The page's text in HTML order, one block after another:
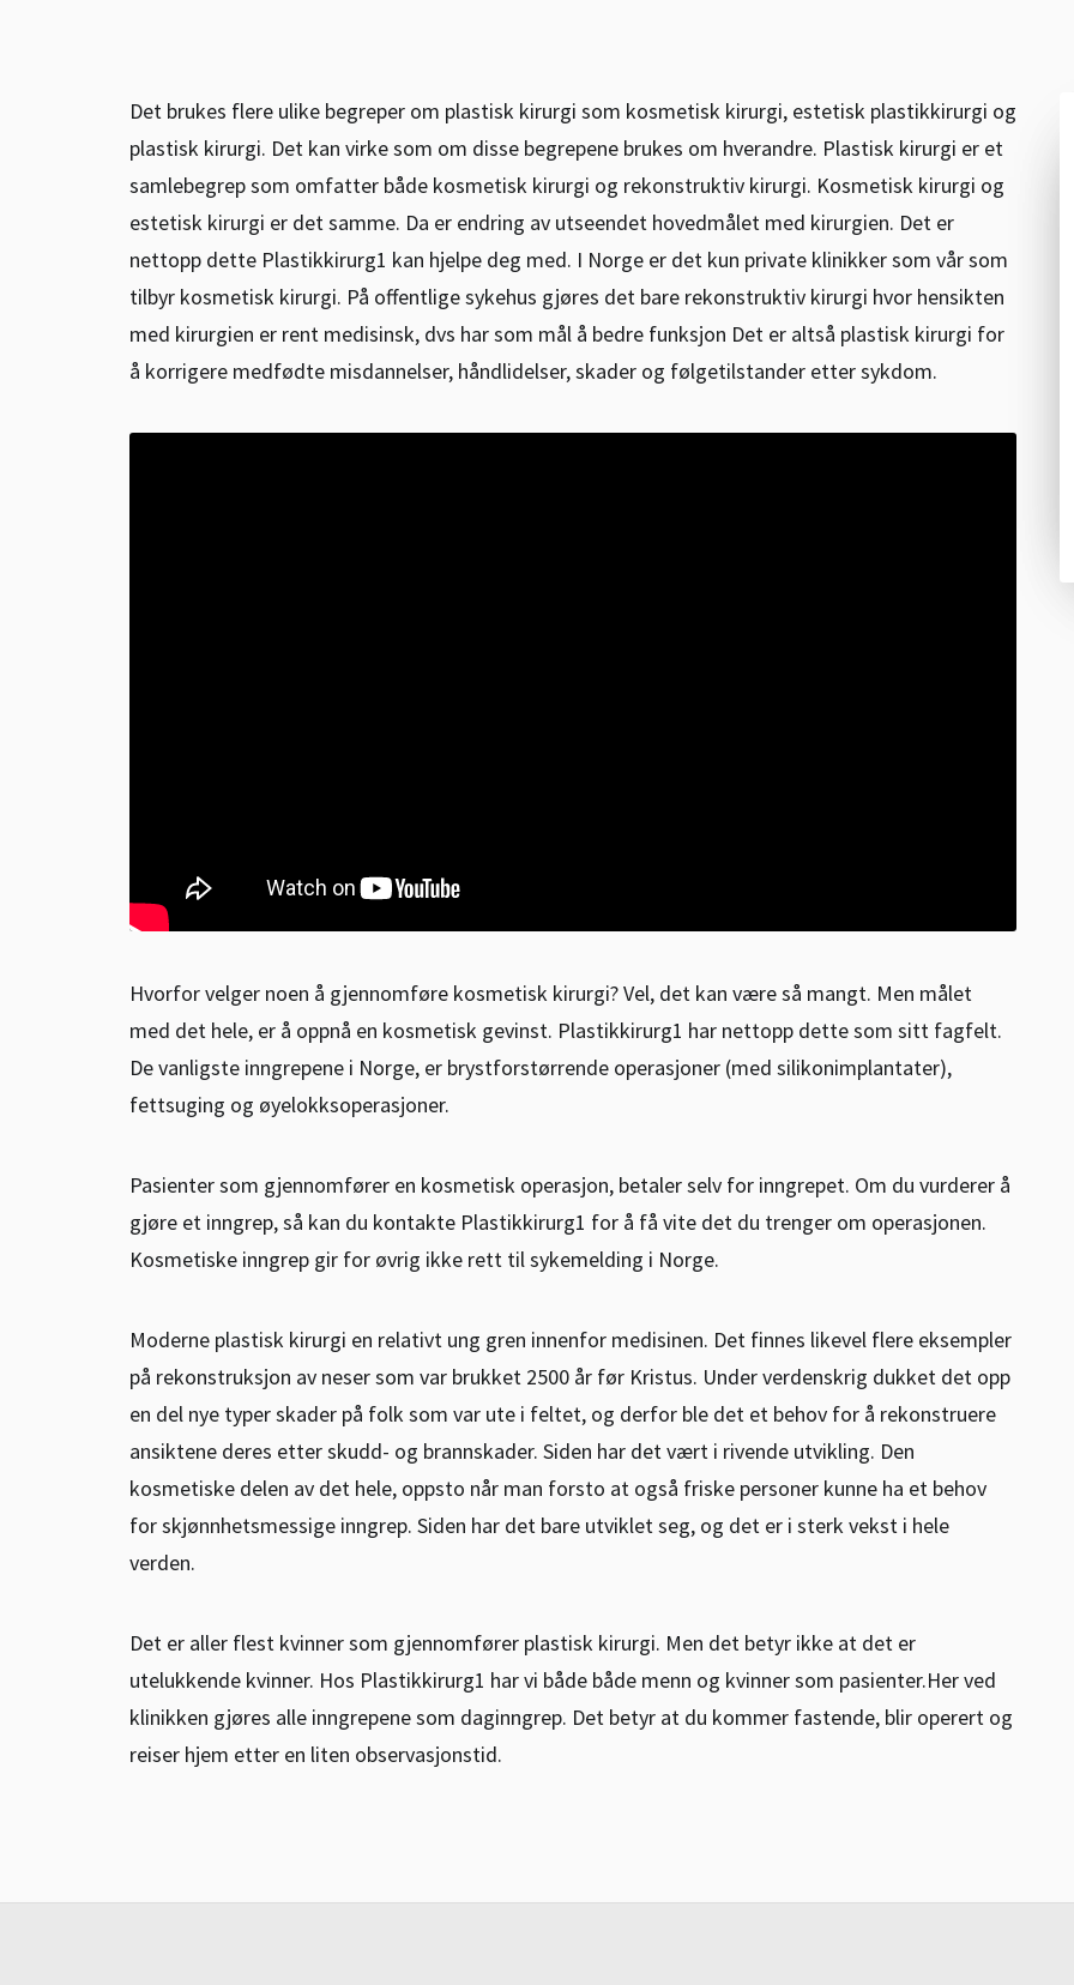
Det brukes flere ulike begreper om plastisk kirurgi som kosmetisk kirurgi, estetisk plastikkirurgi og
plastisk kirurgi. Det kan virke som om disse begrepene brukes om hverandre. Plastisk kirurgi er et
samlebegrep som omfatter både kosmetisk kirurgi og rekonstruktiv kirurgi. Kosmetisk kirurgi og
estetisk kirurgi er det samme. Da er endring av utseendet hovedmålet med kirurgien. Det er
nettopp dette Plastikkirurg1 kan hjelpe deg med. I Norge er det kun private klinikker som vår som
tilbyr kosmetisk kirurgi. På offentlige sykehus gjøres det bare rekonstruktiv kirurgi hvor hensikten
med kirurgien er rent medisinsk, dvs har som mål å bedre funksjon Det er altså plastisk kirurgi for
å korrigere medfødte misdannelser, håndlidelser, skader og følgetilstander etter sykdom.
Hvorfor velger noen å gjennomføre kosmetisk kirurgi? Vel, det kan være så mangt. Men målet
med det hele, er å oppnå en kosmetisk gevinst. Plastikkirurg1 har nettopp dette som sitt fagfelt.
De vanligste inngrepene i Norge, er brystforstørrende operasjoner (med silikonimplantater),
fettsuging og øyelokksoperasjoner.
Pasienter som gjennomfører en kosmetisk operasjon, betaler selv for inngrepet. Om du vurderer å
gjøre et inngrep, så kan du kontakte Plastikkirurg1 for å få vite det du trenger om operasjonen.
Kosmetiske inngrep gir for øvrig ikke rett til sykemelding i Norge.
Moderne plastisk kirurgi en relativt ung gren innenfor medisinen. Det finnes likevel flere eksempler
på rekonstruksjon av neser som var brukket 2500 år før Kristus. Under verdenskrig dukket det opp
en del nye typer skader på folk som var ute i feltet, og derfor ble det et behov for å rekonstruere
ansiktene deres etter skudd- og brannskader. Siden har det vært i rivende utvikling. Den
kosmetiske delen av det hele, oppsto når man forsto at også friske personer kunne ha et behov
for skjønnhetsmessige inngrep. Siden har det bare utviklet seg, og det er i sterk vekst i hele
verden.
Det er aller flest kvinner som gjennomfører plastisk kirurgi. Men det betyr ikke at det er
utelukkende kvinner. Hos Plastikkirurg1 har vi både både menn og kvinner som pasienter.Her ved
klinikken gjøres alle inngrepene som daginngrep. Det betyr at du kommer fastende, blir operert og
reiser hjem etter en liten observasjonstid.